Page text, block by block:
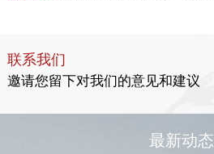
联系我们
邀请您留下对我们的意见和建议
最新动态